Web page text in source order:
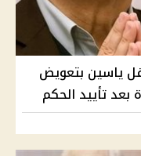
ياسين بتعويض